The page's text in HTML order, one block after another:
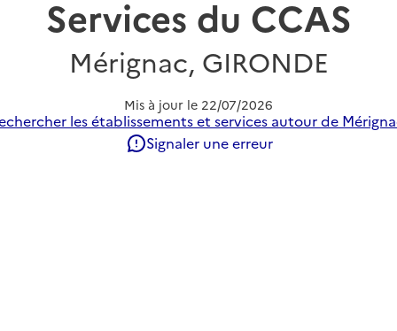
Services du CCAS
Mérignac, GIRONDE
Mis à jour le 22/07/2026
les établissements et services autour de
Signaler une erreur